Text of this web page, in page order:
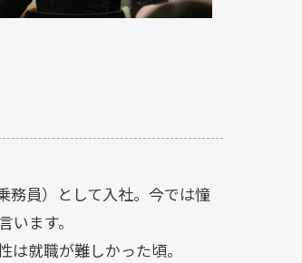
務員）として入社。今では憧
ます。
就職が難しかった頃。